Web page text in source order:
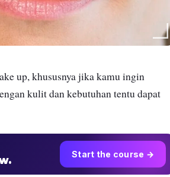
up, khususnya jika kamu ingin
kulit dan kebutuhan tentu dapat
Start the course →